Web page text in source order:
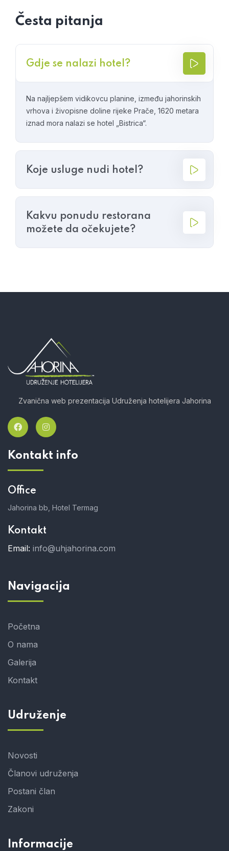
Česta pitanja
Gdje se nalazi hotel?
Na najljepšem vidikovcu planine, između jahorinskih
vrhova i živopisne doline rijeke Prače, 1620 metara
iznad mora nalazi se hotel „Bistrica“.
Koje usluge nudi hotel?
Kakvu ponudu restorana
možete da očekujete?
Zvanična web prezentacija Udruženja hotelijera Jahorina
Kontakt info
Office
Jahorina bb, Hotel Termag
Kontakt
Email: info@uhjahorina.com
Navigacija
Početna
O nama
Galerija
Kontakt
Udruženje
Novosti
Članovi udruženja
Postani član
Zakoni
Informacije